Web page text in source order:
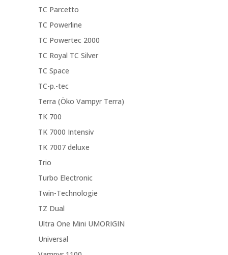
TC Parcetto
TC Powerline
TC Powertec 2000
TC Royal TC Silver
TC Space
TC-p.-tec
Terra (Öko Vampyr Terra)
TK 700
TK 7000 Intensiv
TK 7007 deluxe
Trio
Turbo Electronic
Twin-Technologie
TZ Dual
Ultra One Mini UMORIGIN
Universal